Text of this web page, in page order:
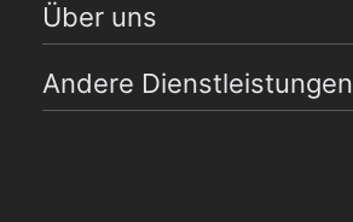
Über uns
Andere Dienstleistungen